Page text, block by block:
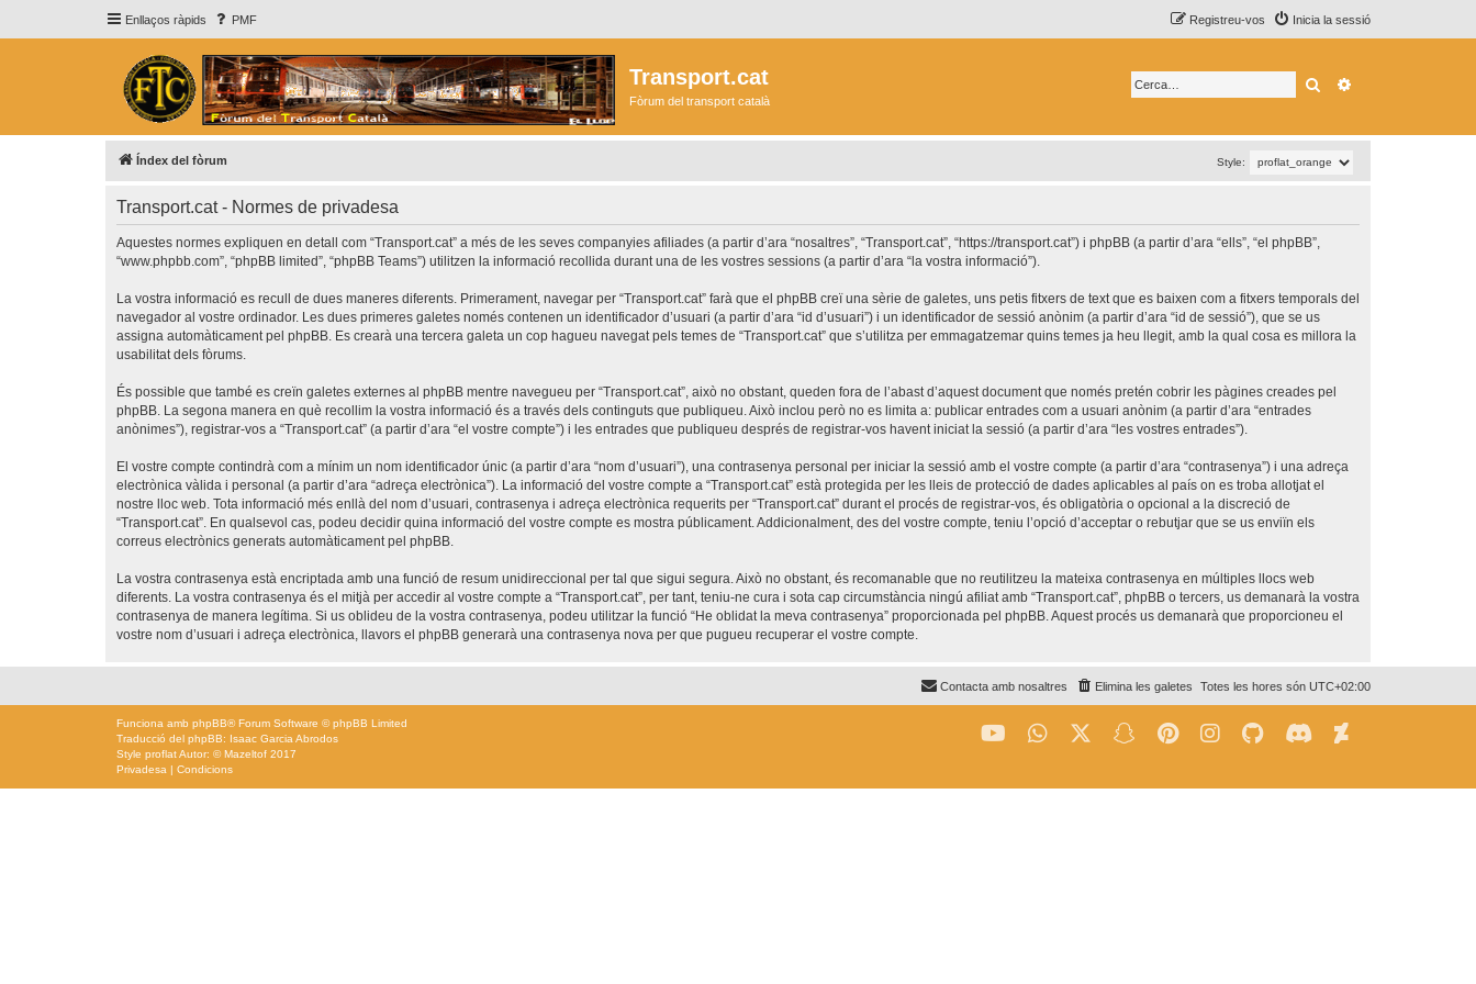
Enllaços ràpids PMF Inicia la sessió
Registreu-vos
Transport.cat
Fòrum del transport català
Cerca
Índex del fòrum Style:
Transport.cat - Normes de privadesa
Aquestes normes expliquen en detall com “Transport.cat” a més de les seves companyies afiliades (a partir d’ara “nosaltres”, “Transport.cat”, “https://transport.cat”) i phpBB (a partir d’ara “ells”, “el phpBB”,
“www.phpbb.com”, “phpBB limited”, “phpBB Teams”) utilitzen la informació recollida durant una de les vostres sessions (a partir d’ara “la vostra informació”).
La vostra informació es recull de dues maneres diferents. Primerament, navegar per “Transport.cat” farà que el phpBB creï una sèrie de galetes, uns petis fitxers de text que es baixen com a fitxers temporals del
navegador al vostre ordinador. Les dues primeres galetes només contenen un identificador d’usuari (a partir d’ara “id d’usuari”) i un identificador de sessió anònim (a partir d’ara “id de sessió”), que se us
assigna automàticament pel phpBB. Es crearà una tercera galeta un cop hagueu navegat pels temes de “Transport.cat” que s’utilitza per emmagatzemar quins temes ja heu llegit, amb la qual cosa es millora la
usabilitat dels fòrums.
És possible que també es creïn galetes externes al phpBB mentre navegueu per “Transport.cat”, això no obstant, queden fora de l’abast d’aquest document que només pretén cobrir les pàgines creades pel
phpBB. La segona manera en què recollim la vostra informació és a través dels continguts que publiqueu. Això inclou però no es limita a: publicar entrades com a usuari anònim (a partir d’ara “entrades
anònimes”), registrar-vos a “Transport.cat” (a partir d’ara “el vostre compte”) i les entrades que publiqueu després de registrar-vos havent iniciat la sessió (a partir d’ara “les vostres entrades”).
El vostre compte contindrà com a mínim un nom identificador únic (a partir d’ara “nom d’usuari”), una contrasenya personal per iniciar la sessió amb el vostre compte (a partir d’ara “contrasenya”) i una adreça
electrònica vàlida i personal (a partir d’ara “adreça electrònica”). La informació del vostre compte a “Transport.cat” està protegida per les lleis de protecció de dades aplicables al país on es troba allotjat el
nostre lloc web. Tota informació més enllà del nom d’usuari, contrasenya i adreça electrònica requerits per “Transport.cat” durant el procés de registrar-vos, és obligatòria o opcional a la discreció de
“Transport.cat”. En qualsevol cas, podeu decidir quina informació del vostre compte es mostra públicament. Addicionalment, des del vostre compte, teniu l’opció d’acceptar o rebutjar que se us enviïn els
correus electrònics generats automàticament pel phpBB.
La vostra contrasenya està encriptada amb una funció de resum unidireccional per tal que sigui segura. Això no obstant, és recomanable que no reutilitzeu la mateixa contrasenya en múltiples llocs web
diferents. La vostra contrasenya és el mitjà per accedir al vostre compte a “Transport.cat”, per tant, teniu-ne cura i sota cap circumstància ningú afiliat amb “Transport.cat”, phpBB o tercers, us demanarà la vostra
contrasenya de manera legítima. Si us oblideu de la vostra contrasenya, podeu utilitzar la funció “He oblidat la meva contrasenya” proporcionada pel phpBB. Aquest procés us demanarà que proporcioneu el
vostre nom d’usuari i adreça electrònica, llavors el phpBB generarà una contrasenya nova per que pugueu recuperar el vostre compte.
Totes les hores són UTC+02:00
Elimina les galetes
Contacta amb nosaltres
Funciona amb phpBB® Forum Software © phpBB Limited
Traducció del phpBB: Isaac Garcia Abrodos
Style proflatAutor: ©Mazeltof 2017
Privadesa | Condicions